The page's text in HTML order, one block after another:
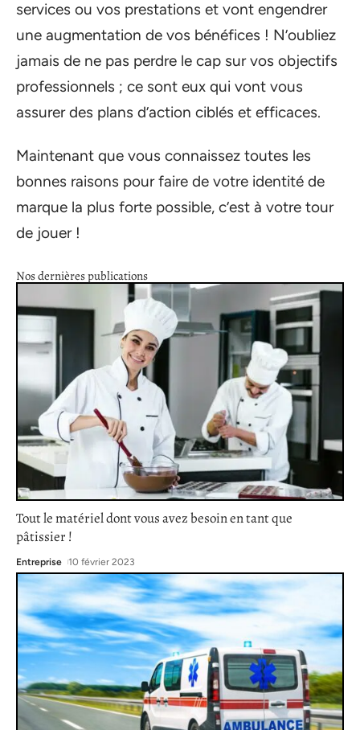
services ou vos prestations et vont engendrer
une augmentation de vos bénéfices ! N’oubliez
jamais de ne pas perdre le cap sur vos objectifs
professionnels ; ce sont eux qui vont vous
assurer des plans d’action ciblés et efficaces.
Maintenant que vous connaissez toutes les
bonnes raisons pour faire de votre identité de
marque la plus forte possible, c’est à votre tour
de jouer !
Nos dernières publications
Tout le matériel dont vous avez besoin en tant que
pâtissier !
Entreprise 10 février 2023